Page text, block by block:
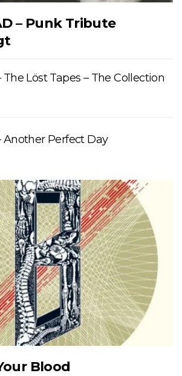
– Punk Tribute
The Löst Tapes – The Collection
Another Perfect Day
Blood